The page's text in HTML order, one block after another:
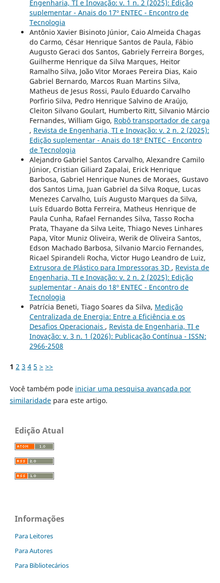
Engenharia, TI e Inovação: v. 1 n. 2 (2025): Edição
suplementar - Anais do 17º ENTEC - Encontro de
Tecnologia
Antônio Xavier Bisinoto Júnior, Caio Almeida Chagas
do Carmo, César Henrique Santos de Paula, Fábio
Augusto Geraci dos Santos, Gabriely Ferreira Borges,
Guilherme Henrique da Silva Marques, Heitor
Ramalho Silva, João Vitor Moraes Pereira Dias, Kaio
Gabriel Bernardo, Marcos Ruan Martins Silva,
Matheus de Jesus Rossi, Paulo Eduardo Carvalho
Porfirio Silva, Pedro Henrique Salvino de Araújo,
Cleiton Silvano Goulart, Humberto Ritt, Silvanio Márcio
Fernandes, William Gigo, Robô transportador de carga
, Revista de Engenharia, TI e Inovação: v. 2 n. 2 (2025):
Edição suplementar - Anais do 18º ENTEC - Encontro
de Tecnologia
Alejandro Gabriel Santos Carvalho, Alexandre Camilo
Júnior, Cristian Giliard Zapalai, Erick Henrique
Barbosa, Gabriel Henrique Nunes de Moraes, Gustavo
dos Santos Lima, Juan Gabriel da Silva Roque, Lucas
Menezes Carvalho, Luís Augusto Marques da Silva,
Luís Eduardo Botta Ferreira, Matheus Henrique de
Paula Cunha, Rafael Fernandes Silva, Tasso Rocha
Prata, Thayane da Silva Leite, Thiago Neves Linhares
Papa, Vítor Muniz Oliveira, Werik de Oliveira Santos,
Edson Machado Barbosa, Silvanio Marcio Fernandes,
Ricael Spirandeli Rocha, Victor Hugo Leandro de Luiz,
Extrusora de Plástico para Impressoras 3D , Revista de
Engenharia, TI e Inovação: v. 2 n. 2 (2025): Edição
suplementar - Anais do 18º ENTEC - Encontro de
Tecnologia
Patrícia Beneti, Tiago Soares da Silva, Medição
Centralizada de Energia: Entre a Eficiência e os
Desafios Operacionais , Revista de Engenharia, TI e
Inovação: v. 3 n. 1 (2026): Publicação Contínua - ISSN:
2966-2508
1 2 3 4 5 > >>
Você também pode iniciar uma pesquisa avançada por
similaridadepara este artigo.
Edição Atual
Informações
Para Leitores
Para Autores
Para Bibliotecários